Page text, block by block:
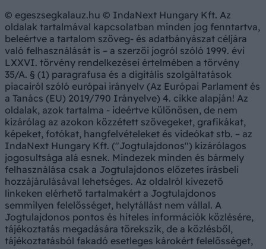
© egeszsegkalauz.hu © IndaNext Hungary Kft. Az
oldalak tartalmával kapcsolatban minden jog fenntartva,
beleértve a tartalom szöveg- és adatbányászat céljára
való felhasználását is – a szerzői jogról szóló 1999. évi
LXXVI. törvény rendelkezései értelmében a törvény
35/A. § (1) paragrafusa és a digitális szolgáltatások
piacairól szóló európai irányelv (Az Európai Parlament és
a Tanács (EU) 2019/790 Irányelve) 4. cikke alapján! Az
oldalak, azok tartalma - ideértve különösen, de nem
kizárólag az azokon közzétett szövegeket, grafikákat,
képeket, fotókat, hangfelvételeket és videókat stb. – az
IndaNext Hungary Kft. ("Jogtulajdonos") kizárólagos
jogosultsága alá esnek. Mindezek minden és bármely
felhasználása csak a Jogtulajdonos előzetes írásbeli
hozzájárulásával lehetséges. Az oldalról kivezető
linkeken elérhető tartalmakért a Jogtulajdonos
semmilyen felelősséget, helytállást nem vállal. A
Jogtulajdonos pontos és hiteles információk közlésére,
tájékoztatás megadására törekszik, de a közlésből,
tájékoztatásból fakadó esetleges károkért felelősséget,